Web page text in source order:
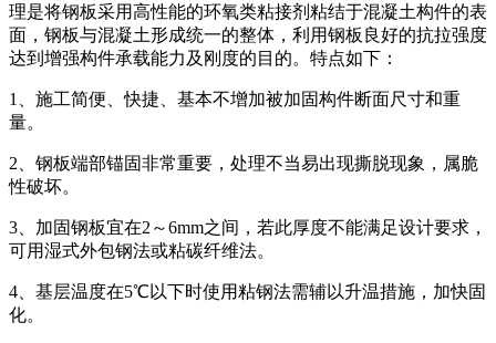
理是将钢板采用高性能的环氧类粘接剂粘结于混凝土构件的表
面，钢板与混凝土形成统一的整体，利用钢板良好的抗拉强度
达到增强构件承载能力及刚度的目的。特点如下：
1、施工简便、快捷、基本不增加被加固构件断面尺寸和重
量。
2、钢板端部锚固非常重要，处理不当易出现撕脱现象，属脆
性破坏。
3、加固钢板宜在2～6mm之间，若此厚度不能满足设计要求，
可用湿式外包钢法或粘碳纤维法。
4、基层温度在5℃以下时使用粘钢法需辅以升温措施，加快固
化。